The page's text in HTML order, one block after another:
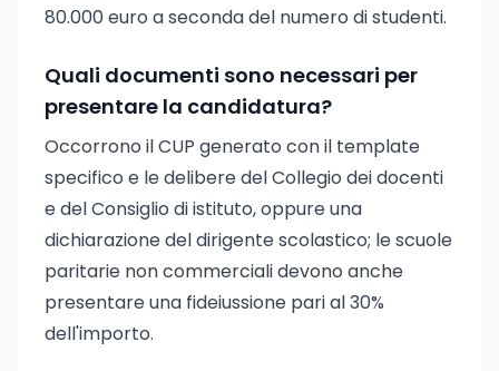
80.000 euro a seconda del numero di studenti.
Quali documenti sono necessari per
presentare la candidatura?
Occorrono il CUP generato con il template
specifico e le delibere del Collegio dei docenti
e del Consiglio di istituto, oppure una
dichiarazione del dirigente scolastico; le scuole
paritarie non commerciali devono anche
presentare una fideiussione pari al 30%
dell'importo.